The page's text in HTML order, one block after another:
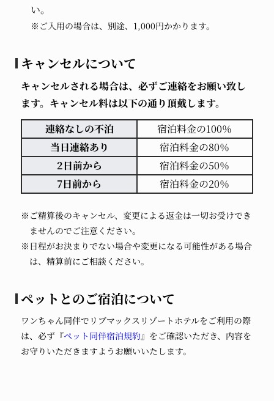
い。
※ご入用の場合は、別途、1,000円かかります。
キャンセルについて
キャンセルされる場合は、必ずご連絡をお願い致し
ます。キャンセル料は以下の通り頂戴します。
連絡なしの不泊
宿泊料金の100％
当日連絡あり
宿泊料金の80％
2日前から
宿泊料金の50％
7日前から
宿泊料金の20％
※ご精算後のキャンセル、変更による返金は一切お受けでき
ませんのでご注意ください。
※日程がお決まりでない場合や変更になる可能性がある場合
は、精算前にご相談ください。
ペットとのご宿泊について
ワンちゃん同伴でリブマックスリゾートホテルをご利用の際
は、必ず『ペット同伴宿泊規約』をご確認いただき、内容を
お守りいただきますようお願いいたします。